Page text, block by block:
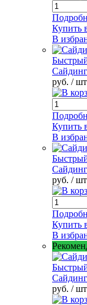
Купить
В
руб. / шт
Купить
В
руб. / шт
Купить
В
руб. / шт